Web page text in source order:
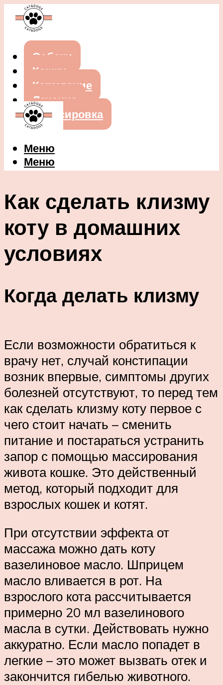
Собаки
Кошки
Кормление
Лечение
Дрессировка
Меню
Меню
Как сделать клизму
коту в домашних
условиях
Когда делать клизму
Если возможности обратиться к
врачу нет, случай констипации
возник впервые, симптомы других
болезней отсутствуют, то перед тем
как сделать клизму коту первое с
чего стоит начать – сменить
питание и постараться устранить
запор с помощью массирования
живота кошке. Это действенный
метод, который подходит для
взрослых кошек и котят.
При отсутствии эффекта от
массажа можно дать коту
вазелиновое масло. Шприцем
масло вливается в рот. На
взрослого кота рассчитывается
примерно 20 мл вазелинового
масла в сутки. Действовать нужно
аккуратно. Если масло попадет в
легкие – это может вызвать отек и
закончится гибелью животного.